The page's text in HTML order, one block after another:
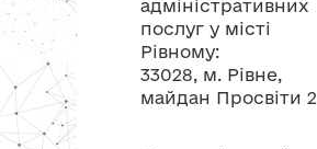
адміністративних
послуг у місті
Рівному:
33028, м. Рівне,
майдан Просвіти 2